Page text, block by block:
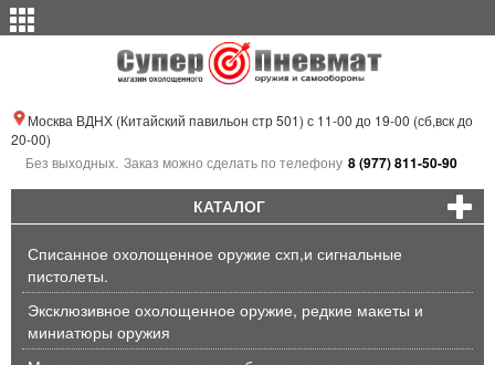
Москва ВДНХ (Китайский павильон стр 501) с 11-00 до 19-00 (сб,вск до
20-00)
Без выходных. Заказ можно сделать по телефону 8 (977) 811-50-90
КАТАЛОГ
Списанное охолощенное оружие схп,и сигнальные
пистолеты.
Эксклюзивное охолощенное оружие, редкие макеты и
миниатюры оружия